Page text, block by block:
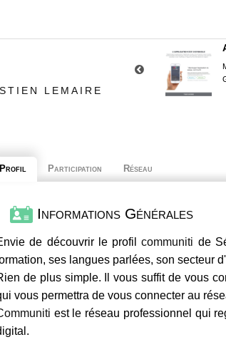
LEMAIRE
Profil Participation Réseau
Informations Générales
de découvrir le profilcommuniti de
ses langues parlées, son secteur
de plus simple. Il vous suffit de vous
vous permettra de vous connecter au
est le réseau professionnel qui